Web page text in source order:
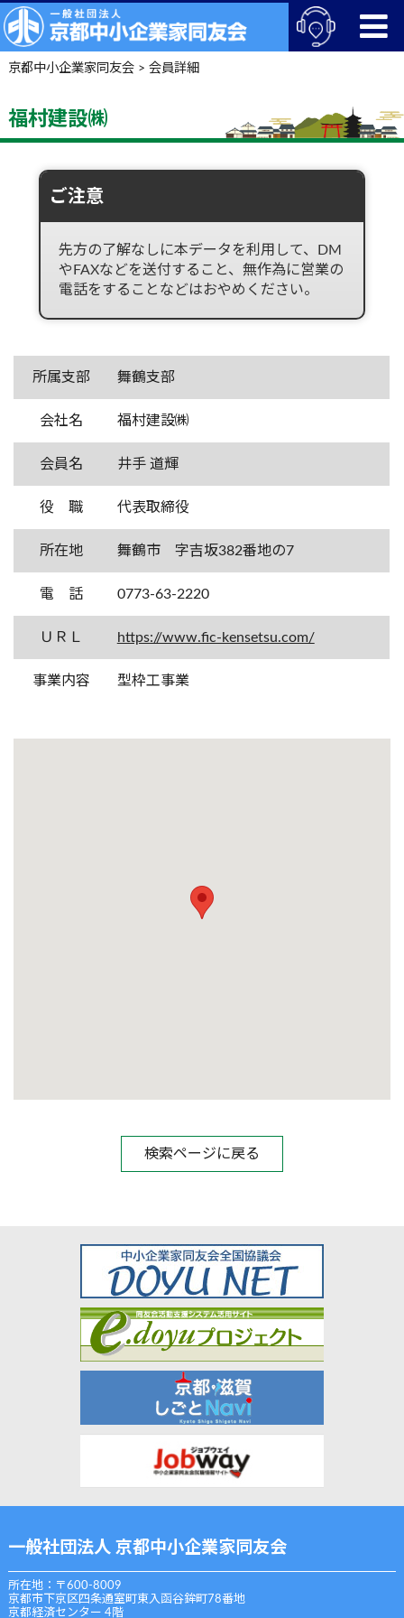
京都中小企業家同友会> 会員詳細
福村建設㈱
ご注意
先方の了解なしに本データを利用して、DM
やFAXなどを送付すること、無作為に営業の
電話をすることなどはおやめください。
所属支部 舞鶴支部
会社名 福村建設㈱
会員名 井手 道輝
役 職 代表取締役
所在地 舞鶴市 字吉坂382番地の7
電 話 0773-63-2220
ＵＲＬ https://www.fic-kensetsu.com/
事業内容 型枠工事業
検索ページに戻る
一般社団法人 京都中小企業家同友会
所在地：〒600-8009
京都市下京区四条通室町東入函谷鉾町78番地
京都経済センター 4階